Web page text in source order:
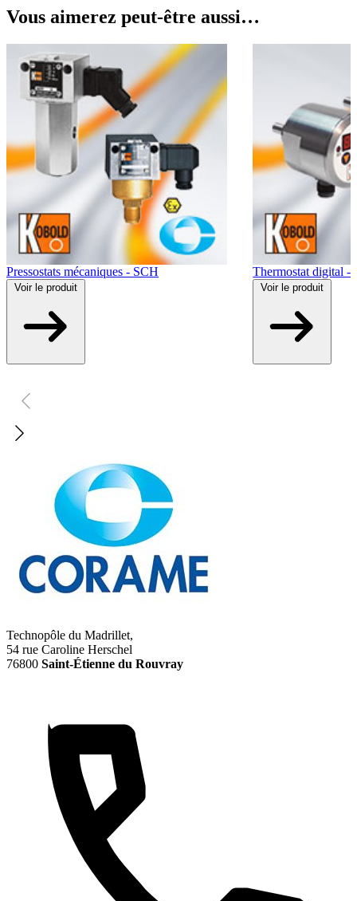
Vous aimerez peut-être aussi…
Pressostats mécaniques - SCH
Voir le produit
Thermostat digital -
Voir le produit
Technopôle du Madrillet,
54 rue Caroline Herschel
76800 Saint-Étienne du Rouvray